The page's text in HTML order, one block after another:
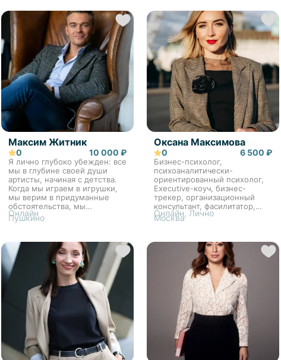
основные направления: •
тревога, обес...
Максим Житник
0 10 000 ₽
Я лично глубоко убежден: все
мы в глубине своей души
артисты, начиная с детства.
Когда мы играем в игрушки,
мы верим в придуманные
обстоятельства, мы
максимально в них
погружены. Когда наступает
какими артистами...
Онлайн
Пушкино
Оксана Максимова
0 6 500 ₽
Бизнес-психолог,
психоаналитически-
ориентированный психолог,
Executive-коуч, бизнес-
трекер, организационный
консультант, фасилитатор,
модератор. Моё первое
погружение в психологию
личного запроса, который
помог раз...
Онлайн, Лично
Москва